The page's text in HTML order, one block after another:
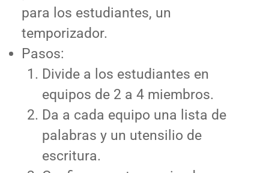
para los estudiantes, un
temporizador.
Pasos:
Divide a los estudiantes en
equipos de 2 a 4 miembros.
Da a cada equipo una lista de
palabras y un utensilio de
escritura.